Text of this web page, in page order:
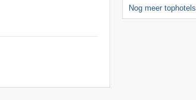
Nog meer tophotels